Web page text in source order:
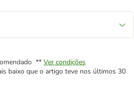
** Ver condições
baixo que o artigo teve nos últimos 30